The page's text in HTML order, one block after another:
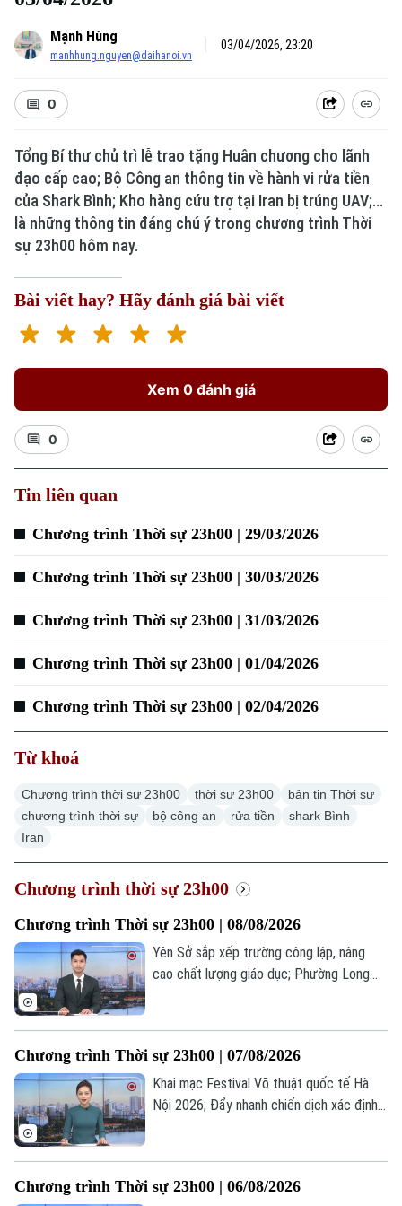
Xu hướng
Mạnh Hùng
manhhung.nguyen@daihanoi.vn
03/04/2026, 23:20
0
Tổng Bí thư chủ trì lễ trao tặng Huân chương cho lãnh
đạo cấp cao; Bộ Công an thông tin về hành vi rửa tiền
của Shark Bình; Kho hàng cứu trợ tại Iran bị trúng UAV;...
là những thông tin đáng chú ý trong chương trình Thời
sự 23h00 hôm nay.
Bài viết hay? Hãy đánh giá bài viết
Xem 0 đánh giá
0
Tin liên quan
Chương trình Thời sự 23h00 | 29/03/2026
Chương trình Thời sự 23h00 | 30/03/2026
Chương trình Thời sự 23h00 | 31/03/2026
Chương trình Thời sự 23h00 | 01/04/2026
Chương trình Thời sự 23h00 | 02/04/2026
Từ khoá
Chương trình thời sự 23h00 thời sự 23h00
bản tin Thời sự
chương trình thời sự
bộ công an rửa tiền
shark Bình
Iran
Chương trình thời sự 23h00
Chương trình Thời sự 23h00 | 08/08/2026
Yên Sở sắp xếp trường công lập, nâng
cao chất lượng giáo dục; Phường Long
những tin đáng chú ý trong chương trình
thời sự 23h00 hôm nay.
Chương trình Thời sự 23h00 | 07/08/2026
Khai mạc Festival Võ thuật quốc tế Hà
Nội 2026; Đẩy nhanh chiến dịch xác định
chương trình thời sự 23h00 hôm nay.
Chương trình Thời sự 23h00 | 06/08/2026